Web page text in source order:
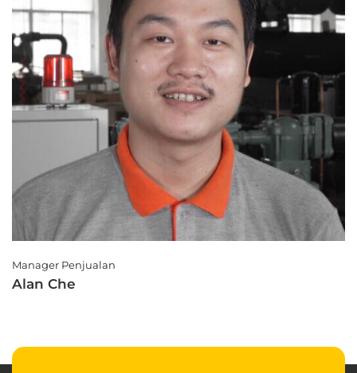
Manager Penjualan
Alan Che